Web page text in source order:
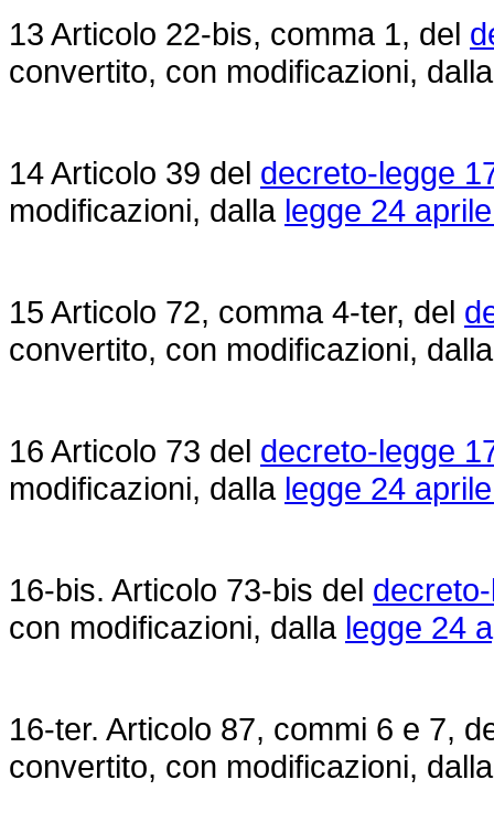
13 Articolo 22-bis, comma 1, del
convertito, con modificazioni,
14 Articolo 39 del decreto-legge
modificazioni, dalla legge 24
15 Articolo 72, comma 4-ter, del
convertito, con modificazioni,
16 Articolo 73 del decreto-legge
modificazioni, dalla legge 24
16-bis. Articolo 73-bis del
con modificazioni, dalla legge 24
16-ter. Articolo 87, commi 6 e 7,
convertito, con modificazioni,